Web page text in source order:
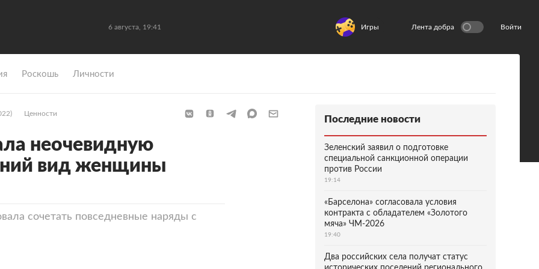
6 августа, 19:41 Игры Лента добра Войти
Роскошь Личности
Ценности
неочевидную
вид женщины
сочетать повседневные наряды с
Последние новости
Зеленский заявил о подготовке
специальной санкционной операции
против России
19:14
«Барселона» согласовала условия
контракта с обладателем «Золотого
мяча» ЧМ-2026
19:40
Два российских села получат статус